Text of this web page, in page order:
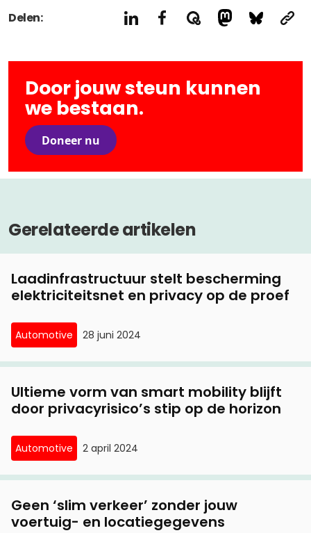
Delen:
Door jouw steun kunnen
we bestaan.
Doneer nu
Gerelateerde artikelen
Laadinfrastructuur stelt bescherming
elektriciteitsnet en privacy op de proef
Automotive 28 juni 2024
Ultieme vorm van smart mobility blijft
door privacyrisico’s stip op de horizon
Automotive 2 april 2024
Geen ‘slim verkeer’ zonder jouw
voertuig- en locatiegegevens